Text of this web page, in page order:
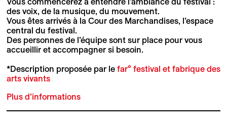
des voix, de la musique, du mouvement.
Vous êtes arrivés à la Cour des Marchandises, l’espace
central du festival.
Des personnes de l’équipe sont sur place pour vous
accueillir et accompagner si besoin.
*Description proposée par le far° festival et fabrique des
arts vivants
Plus d’informations